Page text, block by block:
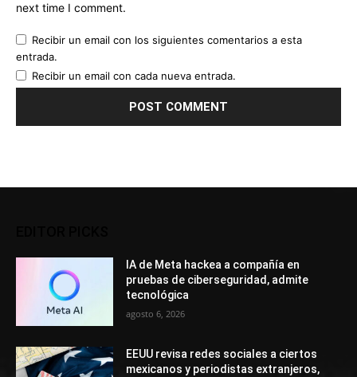
next time I comment.
Recibir un email con los siguientes comentarios a esta
entrada.
Recibir un email con cada nueva entrada.
IA de Meta hackea a compañía en
pruebas de ciberseguridad, admite
tecnológica
agosto 6, 2026
EEUU revisa redes sociales a ciertos
mexicanos y periodistas extranjeros,